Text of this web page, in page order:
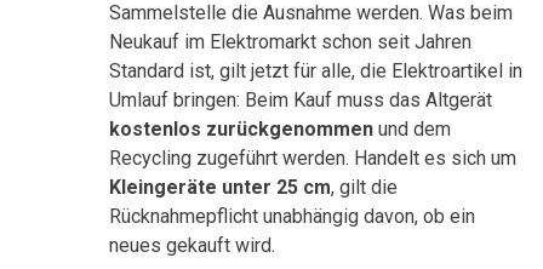
Sammelstelle die Ausnahme werden. Was beim
Neukauf im Elektromarkt schon seit Jahren
Standard ist, gilt jetzt für alle, die Elektroartikel in
Umlauf bringen: Beim Kauf muss das Altgerät
kostenlos zurückgenommen und dem
Recycling zugeführt werden. Handelt es sich um
Kleingeräte unter 25 cm, gilt die
Rücknahmepflicht unabhängig davon, ob ein
neues gekauft wird.